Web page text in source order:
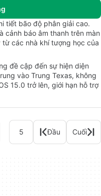
tiết bão độ phân giải cao.
cảnh báo âm thanh trên màn
từ các nhà khí tượng học của
đề cập đến sự hiện diện
vào Trung Texas, không
15.0 trở lên, giới hạn hỗ trợ
5 Đầu Cuối